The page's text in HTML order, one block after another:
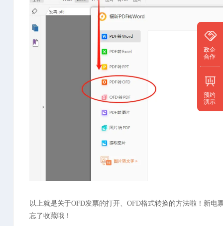
以上就是关于OFD发票的打开、OFD格式转换的方法啦！新
忘了收藏哦！
政企
合作
预约
演示